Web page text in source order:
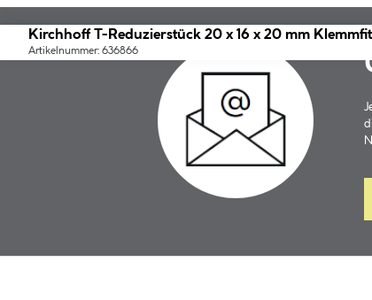
Kirchhoff T-Reduzierstück 20 x 16 x 20 mm
Artikelnummer: 636866